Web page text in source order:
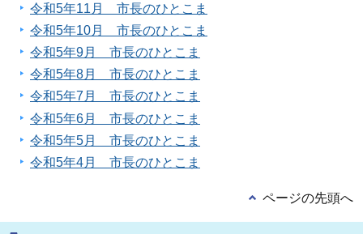
令和5年11月 市長のひとこま
令和5年10月 市長のひとこま
令和5年9月 市長のひとこま
令和5年8月 市長のひとこま
令和5年7月 市長のひとこま
令和5年6月 市長のひとこま
令和5年5月 市長のひとこま
令和5年4月 市長のひとこま
ページの先頭へ